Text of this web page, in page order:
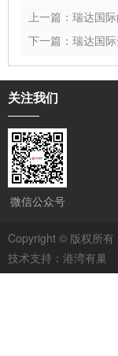
上一篇：瑞达国
下一篇：瑞达国
关注我们
微信公众号
Copyright © 版权所有
技术支持： 港湾有巢